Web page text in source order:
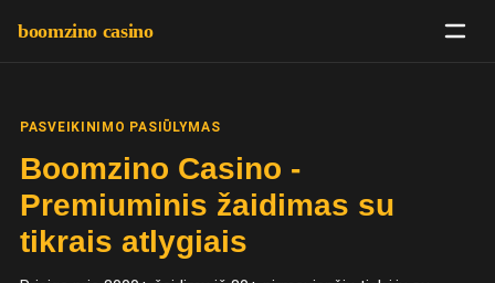
boomzino casino
PASVEIKINIMO PASIŪLYMAS
Boomzino Casino -
Premiuminis žaidimas su
tikrais atlygiais